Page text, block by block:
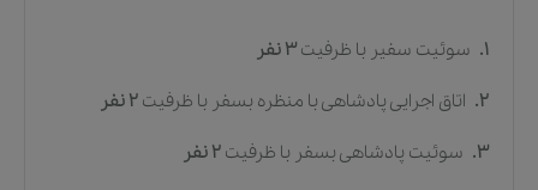
1. سوئیت سفیر با ظرفیت 3 نفر
2. اتاق اجرایی پادشاهی با منظره بسفر با ظرفیت 2 نفر
3. سوئیت پادشاهی بسفر با ظرفیت 2 نفر